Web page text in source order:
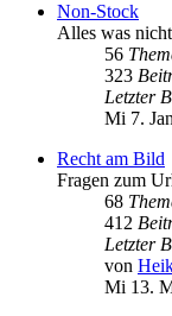
Non-Stock
Alles was
56
323
Letzter
Mi 7.
Recht am Bild
Fragen zum
68
412
Letzter
von
Mi 13.